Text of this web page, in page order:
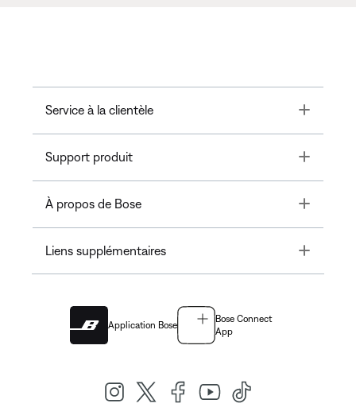
Service à la clientèle Toggle
Support produit Toggle
À propos de Bose Toggle
Liens supplémentaires Toggle
Application Bose
Bose Connect
App